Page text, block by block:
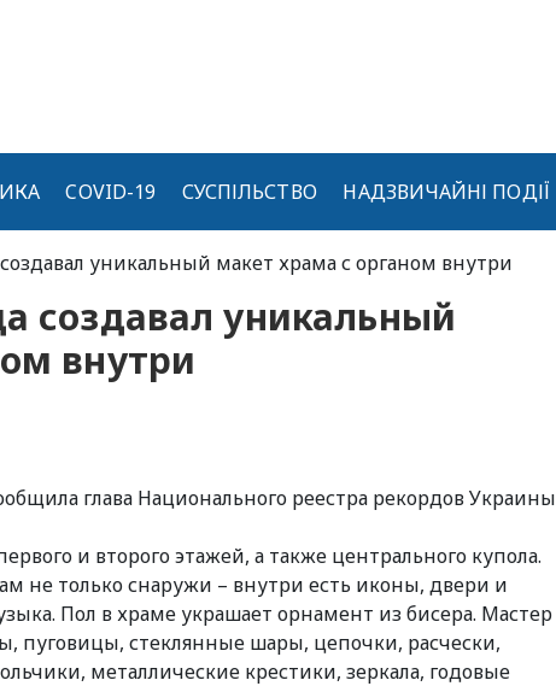
COVID-19 СУСПІЛЬСТВО НАДЗВИЧАЙНІ ПОДІЇ
уникальный макет храма с органом внутри
создавал уникальный
внутри
глава Национального реестра рекордов Украины
и второго этажей, а также центрального купола.
не только снаружи – внутри есть иконы, двери и
Пол в храме украшает орнамент из бисера. Мастер
пуговицы, стеклянные шары, цепочки, расчески,
металлические крестики, зеркала, годовые